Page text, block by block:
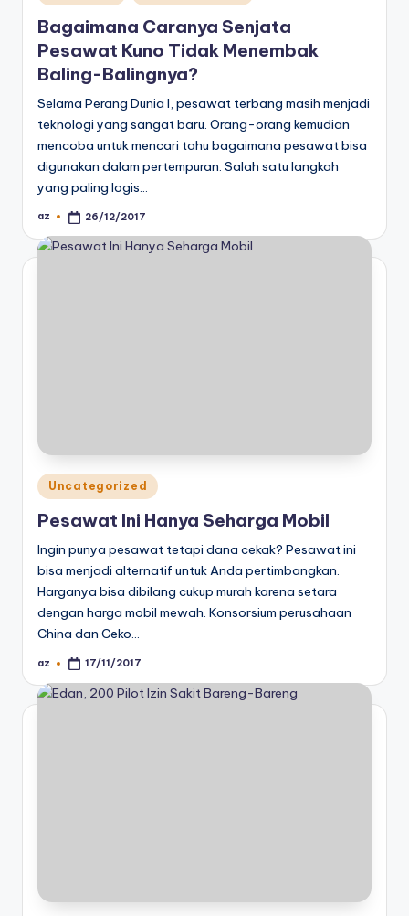
in
Bagaimana Caranya Senjata
Pesawat Kuno Tidak Menembak
Baling-Balingnya?
Selama Perang Dunia I, pesawat terbang masih menjadi
teknologi yang sangat baru. Orang-orang kemudian
mencoba untuk mencari tahu bagaimana pesawat bisa
digunakan dalam pertempuran. Salah satu langkah
yang paling logis…
Posted
az 26/12/2017
Posted
in
Uncategorized
Pesawat Ini Hanya Seharga Mobil
Ingin punya pesawat tetapi dana cekak? Pesawat ini
bisa menjadi alternatif untuk Anda pertimbangkan.
Harganya bisa dibilang cukup murah karena setara
dengan harga mobil mewah. Konsorsium perusahaan
China dan Ceko…
Posted
az 17/11/2017